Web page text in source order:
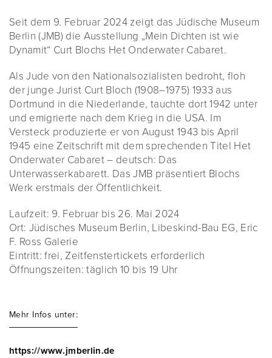
Seit dem 9. Februar 2024 zeigt das Jüdische Museum
Berlin (JMB) die Ausstellung „Mein Dichten ist wie
Dynamit“ Curt Blochs Het Onderwater Cabaret.
Als Jude von den Nationalsozialisten bedroht, floh
der junge Jurist Curt Bloch (1908–1975) 1933 aus
Dortmund in die Niederlande, tauchte dort 1942 unter
und emigrierte nach dem Krieg in die USA. Im
Versteck produzierte er von August 1943 bis April
1945 eine Zeitschrift mit dem sprechenden Titel Het
Onderwater Cabaret – deutsch: Das
Unterwasserkabarett. Das JMB präsentiert Blochs
Werk erstmals der Öffentlichkeit.
Laufzeit: 9. Februar bis 26. Mai 2024
Ort: Jüdisches Museum Berlin, Libeskind-Bau EG, Eric
F. Ross Galerie
Eintritt: frei, Zeitfenstertickets erforderlich
Öffnungszeiten: täglich 10 bis 19 Uhr
Mehr Infos unter:
https://www.jmberlin.de